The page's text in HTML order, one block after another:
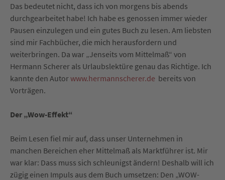
Das bedeutet nicht, dass ich von morgens bis abends
durchgearbeitet habe! Ich habe es genossen immer wieder
Pausen einzulegen und ein gutes Buch zu lesen. Am liebsten
sind mir Fachbücher, die mich herausfordern und
weiterbringen. Da war „Jenseits vom Mittelmaß“ von
Hermann Scherer als Urlaubslektüre genau das Richtige. Ich
kannte den Autorwww.hermannscherer.de bereits von
Vorträgen.
Der „Wow-Effekt“
Beim Lesen fiel mir auf, dass unser Unternehmen in
manchen Bereichen eher Mittelmaß als Marktführer ist. Mir
war klar: Dass muss sich schleunigst ändern! Deshalb will ich
zügig einen Impuls aus dem Buch umsetzen: Den „WOW-